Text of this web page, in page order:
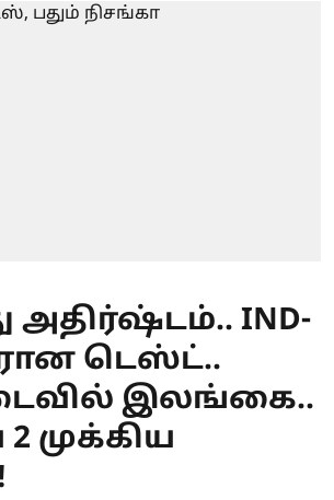
அதிர்ஷ்டம்.. IND-
டெஸ்ட்..
இலங்கை..
முக்கிய